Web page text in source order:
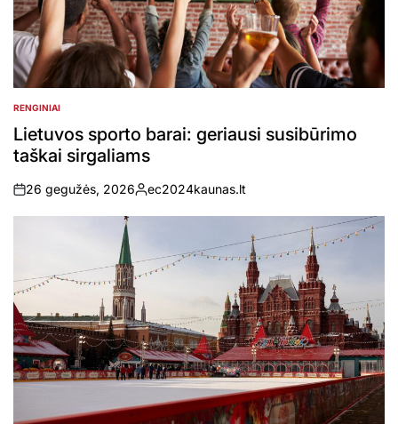
POSTED
IN
RENGINIAI
Lietuvos sporto barai: geriausi susibūrimo
taškai sirgaliams
on
26 gegužės, 2026
Posted
by
ec2024kaunas.lt